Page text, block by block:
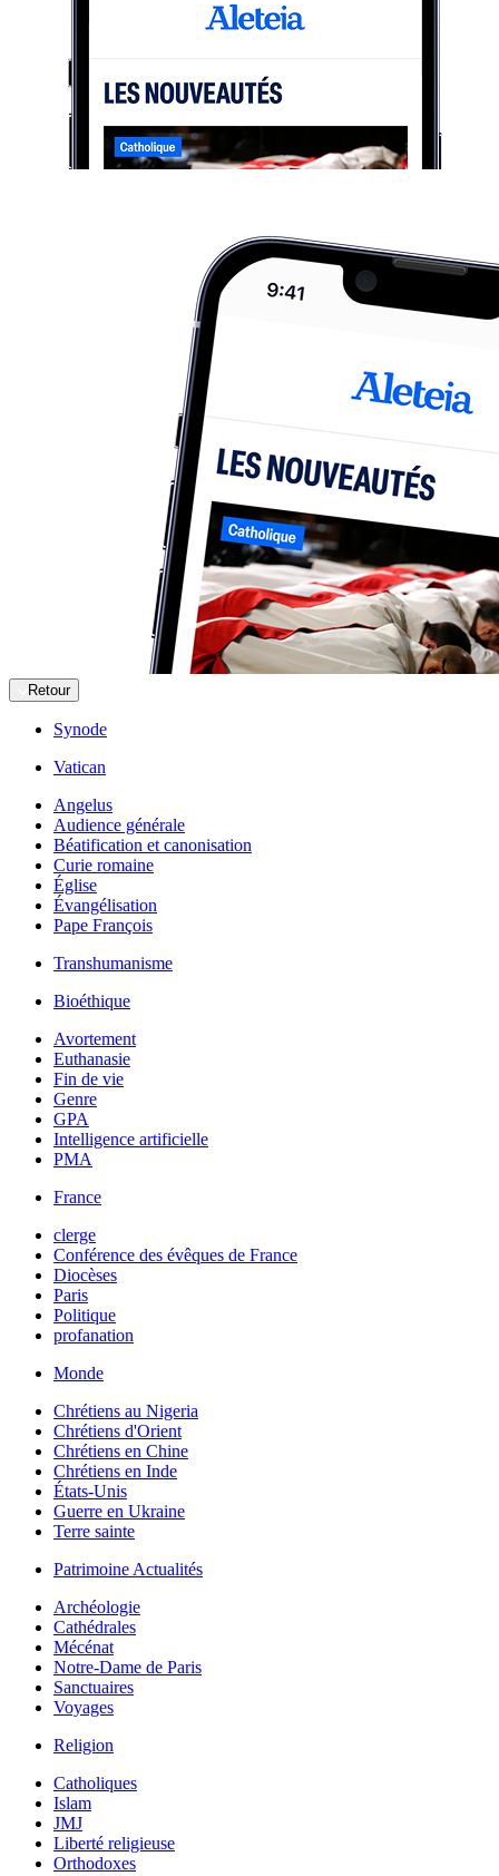
Retour
Synode
Vatican
Angelus
Audience générale
Béatification et canonisation
Curie romaine
Église
Évangélisation
Pape François
Transhumanisme
Bioéthique
Avortement
Euthanasie
Fin de vie
Genre
GPA
Intelligence artificielle
PMA
France
clerge
Conférence des évêques de France
Diocèses
Paris
Politique
profanation
Monde
Chrétiens au Nigeria
Chrétiens d'Orient
Chrétiens en Chine
Chrétiens en Inde
États-Unis
Guerre en Ukraine
Terre sainte
Patrimoine Actualités
Archéologie
Cathédrales
Mécénat
Notre-Dame de Paris
Sanctuaires
Voyages
Religion
Catholiques
Islam
JMJ
Liberté religieuse
Orthodoxes